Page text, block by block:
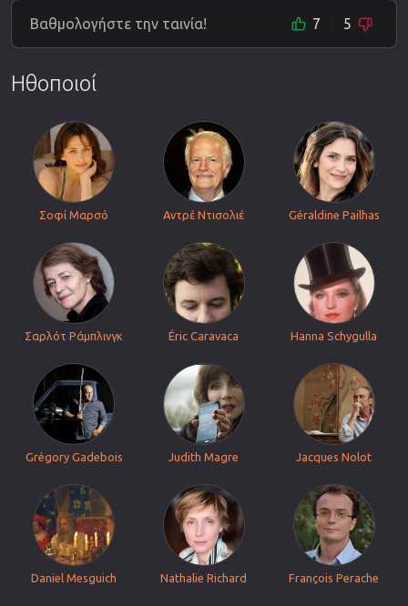
Βαθμολογήστε την ταινία! 7 5
Ηθοποιοί
Σοφί Μαρσό Αντρέ Ντισολιέ Géraldine Pailhas
Σαρλότ Ράμπλινγκ Éric Caravaca Hanna Schygulla
Grégory Gadebois Judith Magre Jacques Nolot
Daniel Mesguich Nathalie Richard François Perache